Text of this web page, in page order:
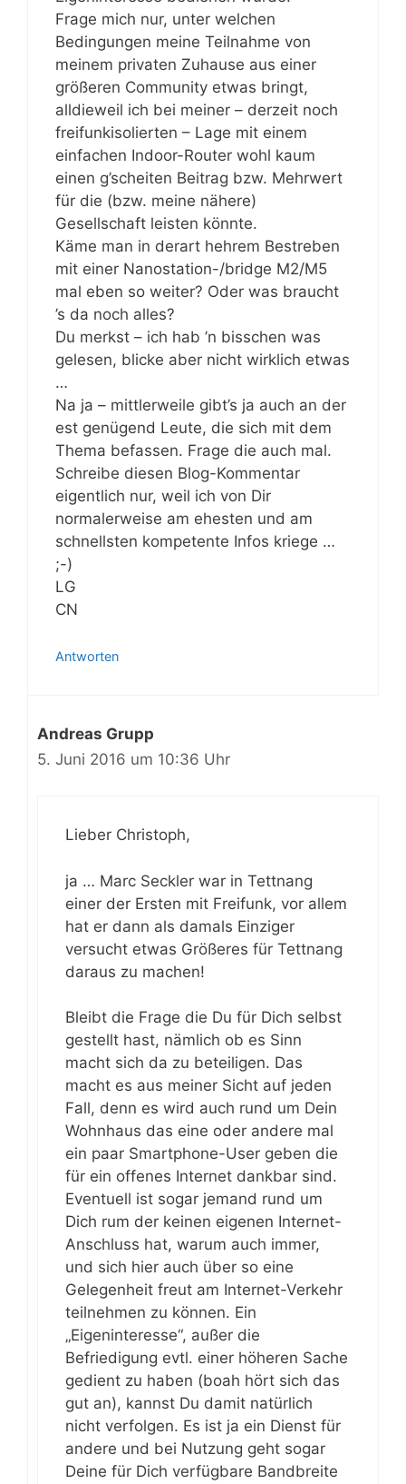
Frage mich nur, unter welchen
Bedingungen meine Teilnahme von
meinem privaten Zuhause aus einer
größeren Community etwas bringt,
alldieweil ich bei meiner – derzeit noch
freifunkisolierten – Lage mit einem
einfachen Indoor-Router wohl kaum
einen g’scheiten Beitrag bzw. Mehrwert
für die (bzw. meine nähere)
Gesellschaft leisten könnte.
Käme man in derart hehrem Bestreben
mit einer Nanostation-/bridge M2/M5
mal eben so weiter? Oder was braucht
’s da noch alles?
Du merkst – ich hab ’n bisschen was
gelesen, blicke aber nicht wirklich etwas
…
Na ja – mittlerweile gibt’s ja auch an der
est genügend Leute, die sich mit dem
Thema befassen. Frage die auch mal.
Schreibe diesen Blog-Kommentar
eigentlich nur, weil ich von Dir
normalerweise am ehesten und am
schnellsten kompetente Infos kriege …
;-)
LG
CN
Antworten
Andreas Grupp
5. Juni 2016 um 10:36 Uhr
Lieber Christoph,
ja … Marc Seckler war in Tettnang
einer der Ersten mit Freifunk, vor allem
hat er dann als damals Einziger
versucht etwas Größeres für Tettnang
daraus zu machen!
Bleibt die Frage die Du für Dich selbst
gestellt hast, nämlich ob es Sinn
macht sich da zu beteiligen. Das
macht es aus meiner Sicht auf jeden
Fall, denn es wird auch rund um Dein
Wohnhaus das eine oder andere mal
ein paar Smartphone-User geben die
für ein offenes Internet dankbar sind.
Eventuell ist sogar jemand rund um
Dich rum der keinen eigenen Internet-
Anschluss hat, warum auch immer,
und sich hier auch über so eine
Gelegenheit freut am Internet-Verkehr
teilnehmen zu können. Ein
„Eigeninteresse“, außer die
Befriedigung evtl. einer höheren Sache
gedient zu haben (boah hört sich das
gut an), kannst Du damit natürlich
nicht verfolgen. Es ist ja ein Dienst für
andere und bei Nutzung geht sogar
Deine für Dich verfügbare Bandbreite